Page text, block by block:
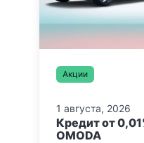
Акции
1 августа, 2026
Кредит от
OMODA